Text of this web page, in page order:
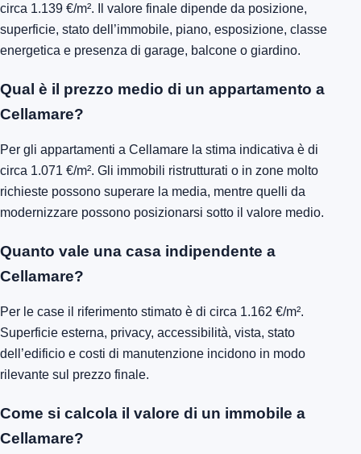
circa 1.139 €/m². Il valore finale dipende da posizione,
superficie, stato dell’immobile, piano, esposizione, classe
energetica e presenza di garage, balcone o giardino.
Qual è il prezzo medio di un appartamento a
Cellamare?
Per gli appartamenti a Cellamare la stima indicativa è di
circa 1.071 €/m². Gli immobili ristrutturati o in zone molto
richieste possono superare la media, mentre quelli da
modernizzare possono posizionarsi sotto il valore medio.
Quanto vale una casa indipendente a
Cellamare?
Per le case il riferimento stimato è di circa 1.162 €/m².
Superficie esterna, privacy, accessibilità, vista, stato
dell’edificio e costi di manutenzione incidono in modo
rilevante sul prezzo finale.
Come si calcola il valore di un immobile a
Cellamare?